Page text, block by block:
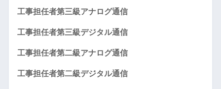
工事担任者第三級アナログ通信
工事担任者第三級デジタル通信
工事担任者第二級アナログ通信
工事担任者第二級デジタル通信